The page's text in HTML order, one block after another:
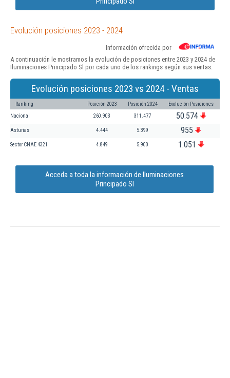
Evolución posiciones 2023 - 2024
Información ofrecida por
A continuación le mostramos la evolución de posiciones entre 2023 y 2024 de
Iluminaciones Principado Sl por cada uno de los rankings según sus ventas:
Evolución posiciones 2023 vs 2024 - Ventas
Ranking Posición 2023 Posición 2024 Evolución Posiciones
Nacional 260.903 311.477 50.574
Asturias 4.444 5.399 955
Sector CNAE 4321 4.849 5.900 1.051
Acceda a toda la información de Iluminaciones
Principado Sl